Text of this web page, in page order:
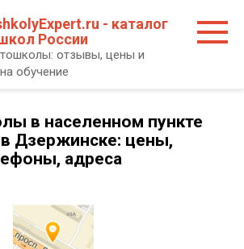
- каталог
России
отзывы, цены и
обучение
в населенном пункте
Дзержинске: цены,
адреса